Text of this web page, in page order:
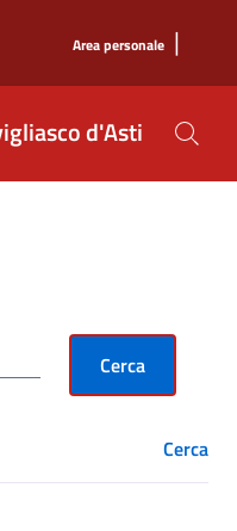
Area personale |
d'Asti
Cerca
Cerca